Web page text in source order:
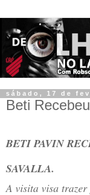
sábado, 17 de
Beti
BETI PAVIN
SAVALLA.
A visita visa